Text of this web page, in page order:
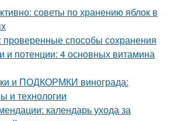
советы по хранению яблок в
проверенные способы сохранения
и потенции: 4 основных витамина
и ПОДКОРМКИ винограда:
и технологии
календарь ухода за